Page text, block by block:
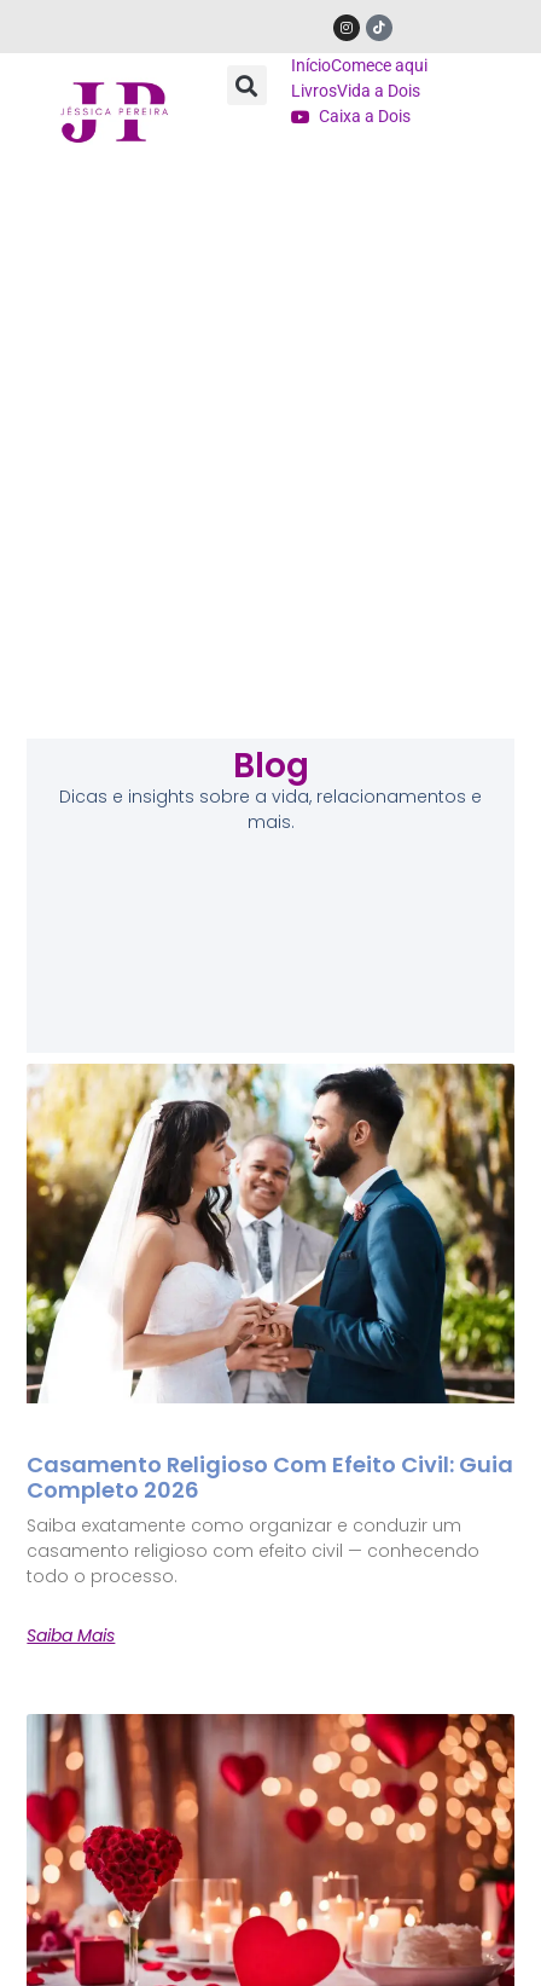
InícioComece aqui
LivrosVida a Dois
Caixa a Dois
Blog
Dicas e insights sobre a vida, relacionamentos e
mais.
Casamento Religioso Com Efeito Civil: Guia
Completo 2026
Saiba exatamente como organizar e conduzir um
casamento religioso com efeito civil — conhecendo
todo o processo.
Saiba Mais